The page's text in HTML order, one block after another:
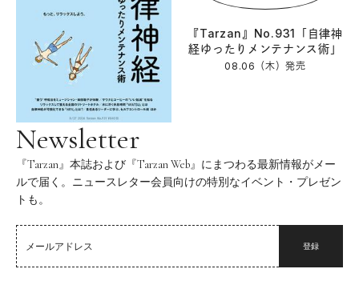
『Tarzan』No.931「自律神
経ゆったりメンテナンス術」
08.06（木）発売
Newsletter
『Tarzan』本誌および『Tarzan Web』にまつわる最新情報がメー
ルで届く。ニュースレター会員向けの特別なイベント・プレゼン
トも。
登録